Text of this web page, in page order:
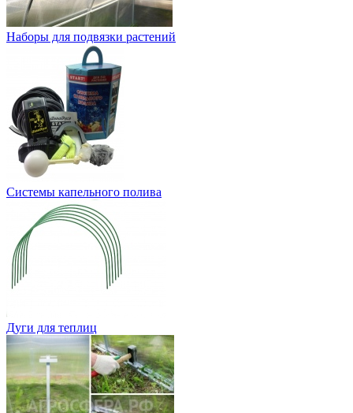
Наборы для подвязки растений
Системы капельного полива
Дуги для теплиц